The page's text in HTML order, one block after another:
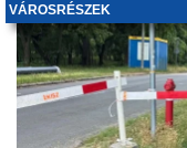
VÁROSRÉSZEK